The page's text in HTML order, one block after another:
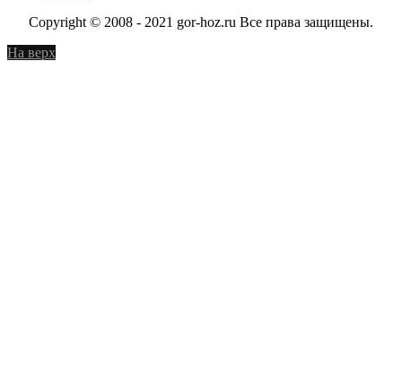
Copyright © 2008 - 2021 gor-hoz.ru Все права защищены.
На верх